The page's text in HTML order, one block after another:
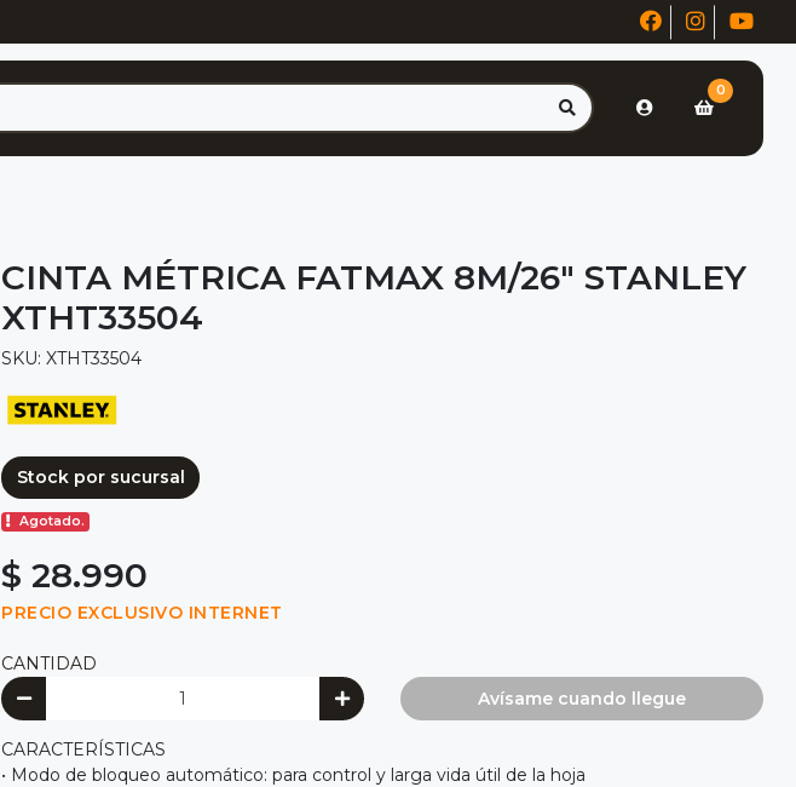
0
CINTA MÉTRICA FATMAX 8M/26" STANLEY
XTHT33504
SKU: XTHT33504
Stock por sucursal
Agotado.
$ 28.990
PRECIO EXCLUSIVO INTERNET
CANTIDAD
Avísame cuando llegue
CARACTERÍSTICAS
• Modo de bloqueo automático: para control y larga vida útil de la hoja